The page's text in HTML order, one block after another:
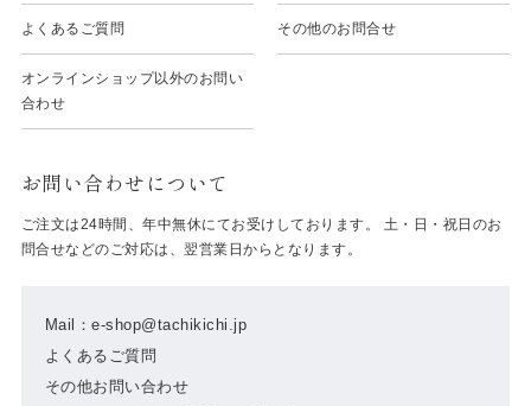
よくあるご質問 その他のお問合せ
オンラインショップ以外のお問い
合わせ
お問い合わせについて
Mail：e-shop@tachikichi.jp
よくあるご質問
その他お問い合わせ
ご注文は24時間、年中無休にてお受けしております。 土・日・祝日のお
問合せなどのご対応は、翌営業日からとなります。